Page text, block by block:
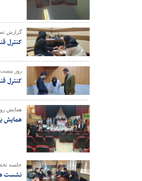
گزارش
کنترل
روز بیست
کنترل
همایش
همایش
جلسه
نشست